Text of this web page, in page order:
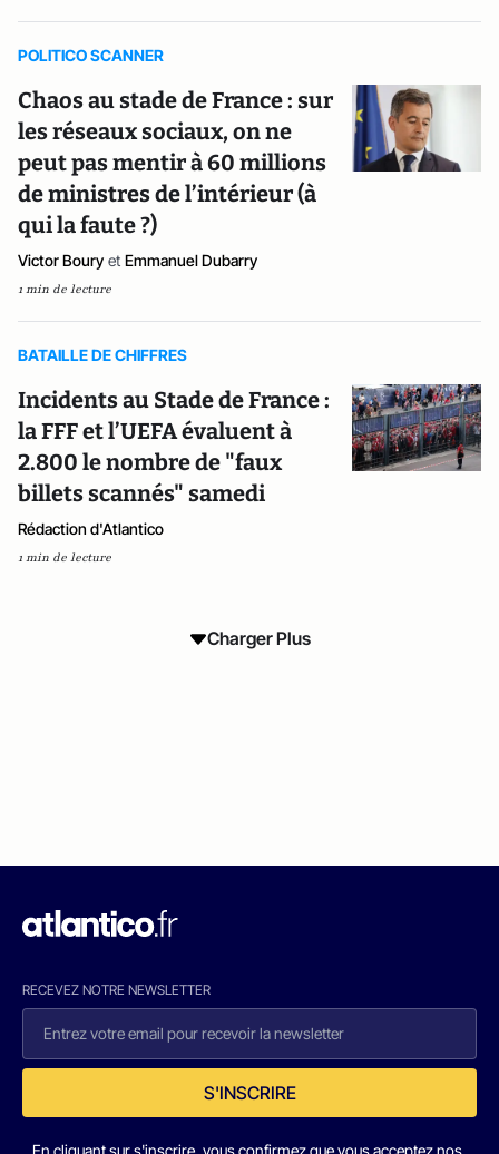
POLITICO SCANNER
Chaos au stade de France : sur
les réseaux sociaux, on ne
peut pas mentir à 60 millions
de ministres de l’intérieur (à
qui la faute ?)
Victor Boury et Emmanuel Dubarry
1 min de lecture
BATAILLE DE CHIFFRES
Incidents au Stade de France :
la FFF et l’UEFA évaluent à
2.800 le nombre de "faux
billets scannés" samedi
Rédaction d'Atlantico
1 min de lecture
Charger Plus
RECEVEZ NOTRE NEWSLETTER
S'INSCRIRE
En cliquant sur s'inscrire, vous confirmez que vous acceptez nos